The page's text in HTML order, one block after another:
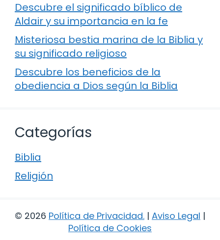
Descubre el significado bíblico de
Aldair y su importancia en la fe
Misteriosa bestia marina de la Biblia y
su significado religioso
Descubre los beneficios de la
obediencia a Dios según la Biblia
Categorías
Biblia
Religión
© 2026 Política de Privacidad. | Aviso Legal |
Política de Cookies